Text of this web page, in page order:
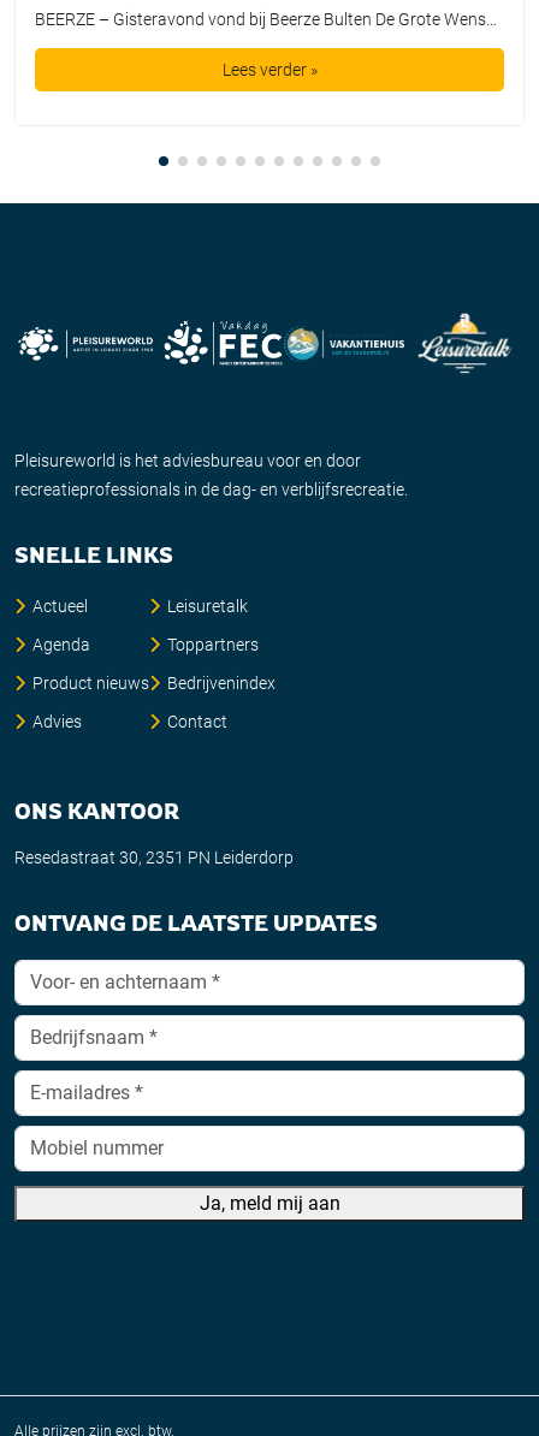
Lees verder »
Pleisureworld is het adviesbureau voor en door
recreatieprofessionals in de dag- en verblijfsrecreatie.
SNELLE LINKS
Actueel
Agenda
Product nieuws
Advies
Leisuretalk
Toppartners
Bedrijvenindex
Contact
ONS KANTOOR
Resedastraat 30, 2351 PN Leiderdorp
ONTVANG DE LAATSTE UPDATES
Ja, meld mij aan
Alle prijzen zijn excl. btw.